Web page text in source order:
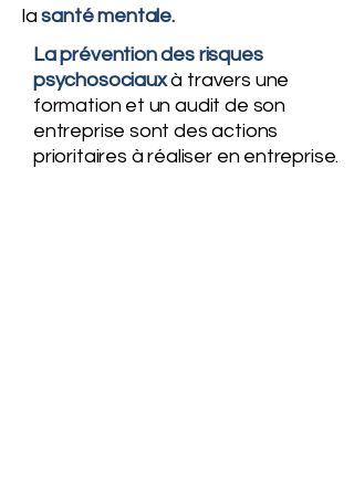
lasanté mentale.
La prévention des risques
psychosociauxà travers une
formation et un audit de son
entreprise sont des actions
prioritaires à réaliser en entreprise.